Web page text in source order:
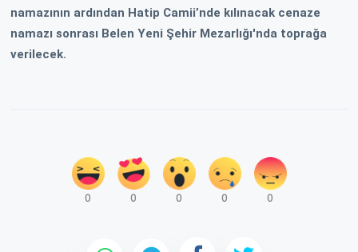
namazının ardından Hatip Camii’nde kılınacak cenaze
namazı sonrası Belen Yeni Şehir Mezarlığı'nda toprağa
verilecek.
0 0 0 0 0